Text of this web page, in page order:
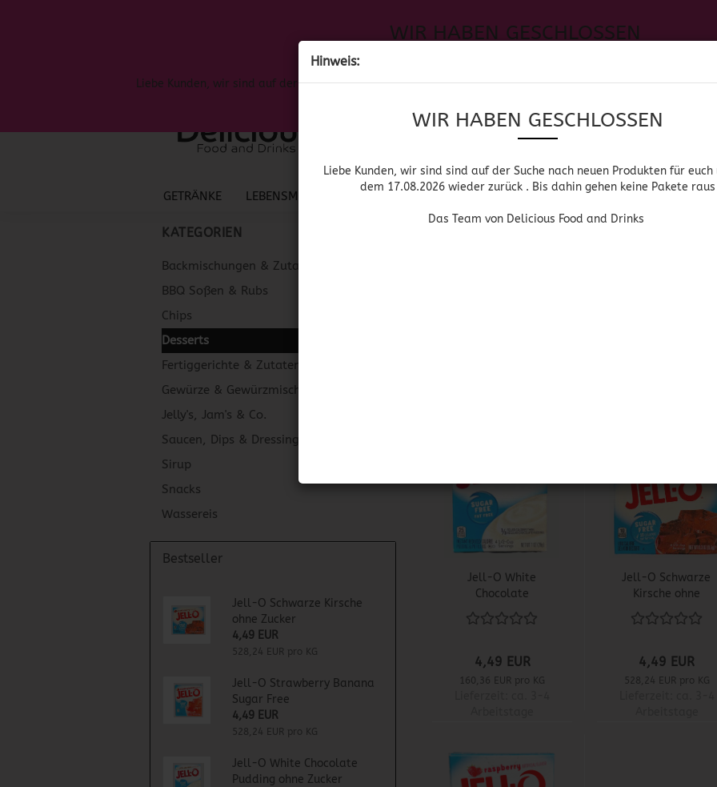
Hinweis:
WIR HABEN GESCHLOSSEN
Liebe Kunden, wir sind sind auf der Suche nach neuen Produkten für euch
dem 17.08.2026 wieder zurück . Bis dahin gehen keine Pakete raus
Das Team von Delicious Food and Drinks
Lieferland
WIR HABEN GESCHLOSSEN
Liebe Kunden, wir sind auf der Suche nach neuen Produkten für euch und wieder ab dem 17.08.2026 zurück.
Das Team von Delicious Food and Drinks
GETRÄNKE LEBENSMITTEL HOME & LIVING
Startseite » Lebensmittel » Amerikanische Lebensmittel
Jell-O White
Chocolate
Pudding ohne
Zucker
4,49 EUR
160,36 EUR pro KG
Jell-O Schwarze
Kirsche ohne
Zucker
4,49 EUR
528,24 EUR pro KG
KATEGORIEN
Backmischungen & Zutaten
BBQ Soßen & Rubs
Chips
Desserts
Fertiggerichte & Zutaten
Gewürze & Gewürzmischungen
Jelly's, Jam's & Co.
Saucen, Dips & Dressings
Sirup
Snacks
Wassereis
Bestseller
Jell-O Schwarze Kirsche
ohne Zucker
4,49 EUR
528,24 EUR pro KG
Jell-O Strawberry Banana
Sugar Free
4,49 EUR
528,24 EUR pro KG
Jell-O White Chocolate
Pudding ohne Zucker